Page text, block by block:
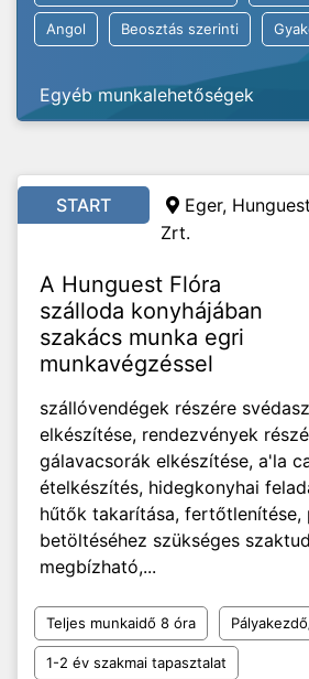
Angol Beosztás szerinti
Egyéb munkalehetőségek
START
Eger,
Zrt.
A Hunguest Flóra
szálloda konyhájában
szakács munka egri
munkavégzéssel
szállóvendégek részére
elkészítése, rendezvények
gálavacsorák elkészítése, a'la
ételkészítés, hidegkonyhai
hűtők takarítása, fertőtlenítése,
betöltéséhez szükséges
megbízható,...
Teljes munkaidő 8 óra
1-2 év szakmai tapasztalat